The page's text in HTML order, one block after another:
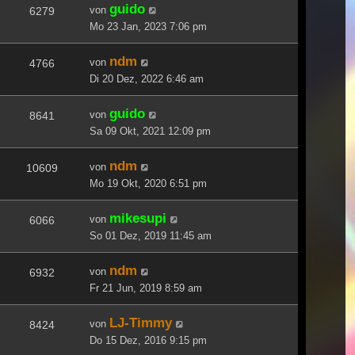
6279 von guido
Mo 23 Jan, 2023 7:06 pm
4766 von ndm
Di 20 Dez, 2022 6:46 am
8641 von guido
Sa 09 Okt, 2021 12:09 pm
10609 von ndm
Mo 19 Okt, 2020 6:51 pm
6066 von mikesupi
So 01 Dez, 2019 11:45 am
6932 von ndm
Fr 21 Jun, 2019 8:59 am
8424 von LJ-Timmy
Do 15 Dez, 2016 9:15 pm